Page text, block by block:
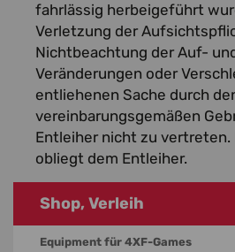
fahrlässig herbeigeführt
Verletzung der
Nichtbeachtung der Auf-
Veränderungen oder
entliehenen Sache durch
vereinbarungsgemäßen
Entleiher nicht zu vertreten.
obliegt dem Entleiher.
Shop, Verleih
Equipment für 4XF-Games